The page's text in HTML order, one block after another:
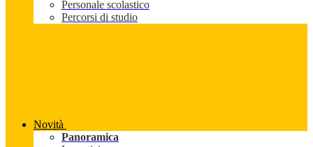
Personale scolastico
Percorsi di studio
Novità
Panoramica